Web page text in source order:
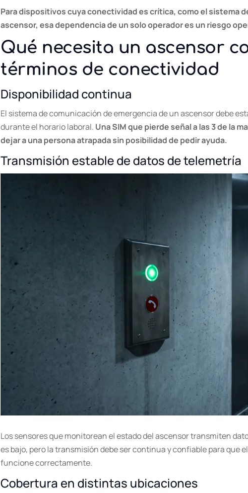
Para dispositivos cuya conectividad es crítica, como el sistema
ascensor, esa dependencia de un solo operador es un riesgo
Qué necesita un ascensor
términos de conectividad
Disponibilidad continua
El sistema de comunicación de emergencia de un ascensor debe
durante el horario laboral. Una SIM que pierde señal a las 3 de la
dejar a una persona atrapada sin posibilidad de pedir ayuda.
Transmisión estable de datos de telemetría
Los sensores que monitorean el estado del ascensor transmiten
es bajo, pero la transmisión debe ser continua y confiable para que
funcione correctamente.
Cobertura en distintas ubicaciones